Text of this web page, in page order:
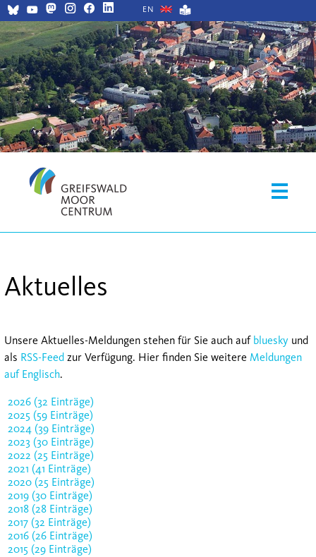
EN
Aktuelles
Unsere Aktuelles-Meldungen stehen für Sie auch auf bluesky und
als RSS-Feed zur Verfügung. Hier finden Sie weitere Meldungen
auf Englisch.
2026 (32 Einträge)
2025 (59 Einträge)
2024 (39 Einträge)
2023 (30 Einträge)
2022 (25 Einträge)
2021 (41 Einträge)
2020 (25 Einträge)
2019 (30 Einträge)
2018 (28 Einträge)
2017 (32 Einträge)
2016 (26 Einträge)
2015 (29 Einträge)